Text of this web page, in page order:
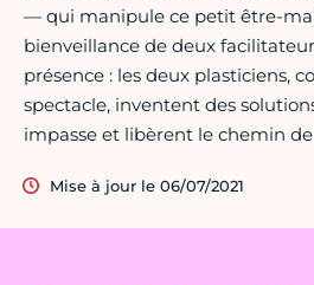
— qui manipule ce petit être-
bienveillance de deux
présence : les deux plasticiens,
spectacle, inventent des
impasse et libèrent le chemin
Mise à jour le 06/07/2021